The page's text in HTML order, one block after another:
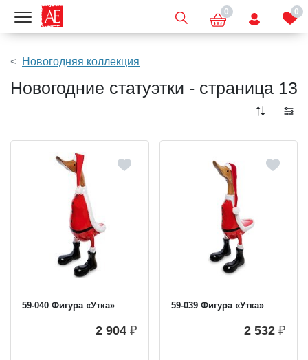
Показать меню 0 0
Новогодняя коллекция
Новогодние статуэтки - страница 13
59-040 Фигура «Утка»
2 904 ₽
59-039 Фигура «Утка»
2 532 ₽